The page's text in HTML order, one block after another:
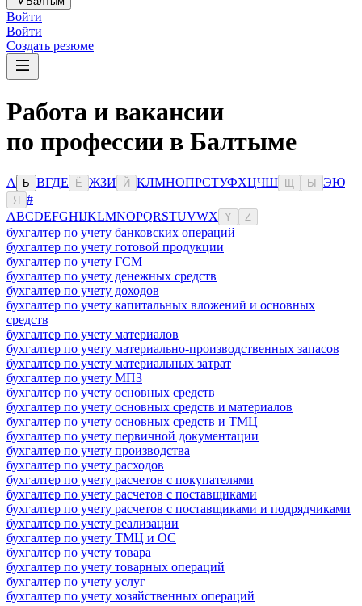
Войти
Войти
Создать резюме
Работа и вакансии
по профессии в Балтыме
А Б ВГДЕ Ё ЖЗИ Й КЛМНОПРСТУФХЦЧШ Ы ЭЮ
Я
#
ABCDEFGHIJKLMNOPQRSTUVWX Y Z
бухгалтер по учету банковских операций
бухгалтер по учету готовой продукции
бухгалтер по учету ГСМ
бухгалтер по учету денежных средств
бухгалтер по учету доходов
бухгалтер по учету капитальных вложений и основных
средств
бухгалтер по учету материалов
бухгалтер по учету материально-производственных запасов
бухгалтер по учету материальных затрат
бухгалтер по учету МПЗ
бухгалтер по учету основных средств
бухгалтер по учету основных средств и материалов
бухгалтер по учету основных средств и ТМЦ
бухгалтер по учету первичной документации
бухгалтер по учету производства
бухгалтер по учету расходов
бухгалтер по учету расчетов с покупателями
бухгалтер по учету расчетов с поставщиками
бухгалтер по учету расчетов с поставщиками и подрядчиками
бухгалтер по учету реализации
бухгалтер по учету ТМЦ и ОС
бухгалтер по учету товара
бухгалтер по учету товарных операций
бухгалтер по учету услуг
бухгалтер по учету хозяйственных операций